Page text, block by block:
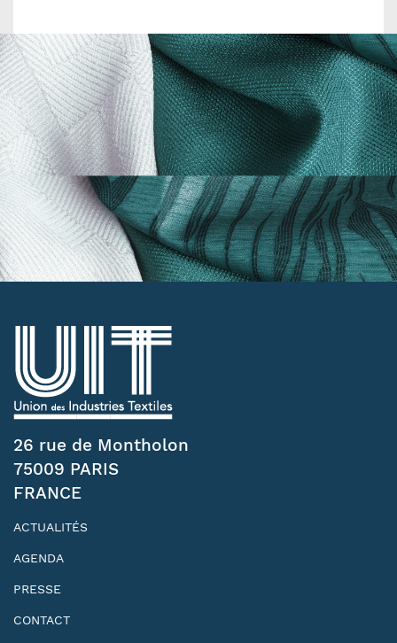
26 rue de Montholon
75009 PARIS
FRANCE
ACTUALITÉS
AGENDA
PRESSE
CONTACT